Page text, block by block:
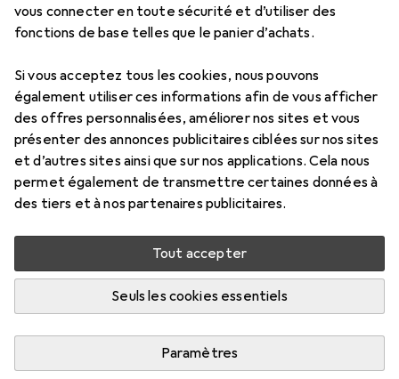
vous connecter en toute sécurité et d’utiliser des
fonctions de base telles que le panier d’achats.
Si vous acceptez tous les cookies, nous pouvons
également utiliser ces informations afin de vous afficher
des offres personnalisées, améliorer nos sites et vous
présenter des annonces publicitaires ciblées sur nos sites
et d’autres sites ainsi que sur nos applications. Cela nous
permet également de transmettre certaines données à
des tiers et à nos partenaires publicitaires.
Tout accepter
Seuls les cookies essentiels
Paramètres
En coulisse
Gamer ou ne pas gamer, telle est la
question